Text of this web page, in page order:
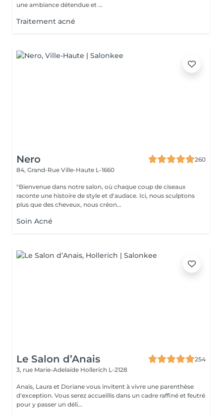
une ambiance détendue et ...
Traitement acné
Nero
260
84, Grand-Rue Ville-Haute L-1660
"Bienvenue dans notre salon, où chaque coup de ciseaux
raconte une histoire de style et d'audace. Ici, nous sculptons
plus que des cheveux, nous créon...
Soin Acné
Le Salon d’Anais
254
3, rue Marie-Adelaïde Hollerich L-2128
Anais, Laura et Doriane vous invitent à vivre une parenthèse
d'exception. Vous serez accueillis dans un cadre raffiné et feutré
pour y passer un déli...